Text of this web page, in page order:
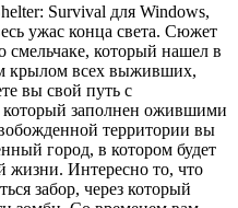
Survival для Windows,
ужас конца света. Сюжет
смельчаке, который нашел в
крылом всех выживших,
вы свой путь с
который заполнен ожившими
территории вы
город, в котором будет
жизни. Интересно то, что
забор, через который